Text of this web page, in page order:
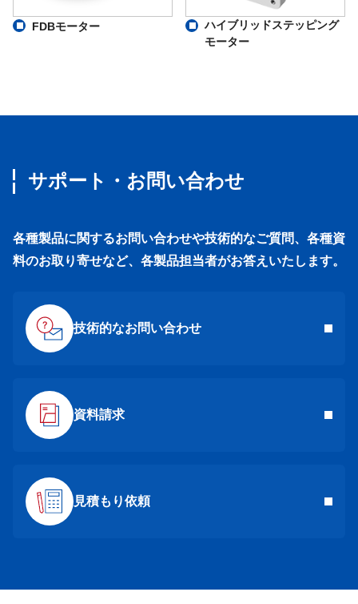
FDBモーター
ハイブリッドステッピング
モーター
サポート・お問い合わせ
各種製品に関するお問い合わせや技術的なご質問、各種資
料のお取り寄せなど、各製品担当者がお答えいたします。
技術的なお問い合わせ
資料請求
見積もり依頼